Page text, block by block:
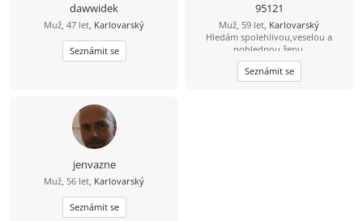
dawwidek
Muž, 47 let, Karlovarský
Seznámit se
95121
Muž, 59 let, Karlovarský
Hledám spolehlivou,veselou a
pohlednou ženu.
Seznámit se
jenvazne
Muž, 56 let, Karlovarský
Seznámit se